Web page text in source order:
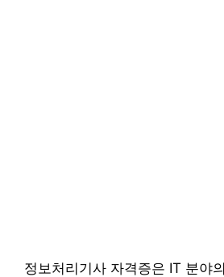
정보처리기사 자격증은 IT 분야